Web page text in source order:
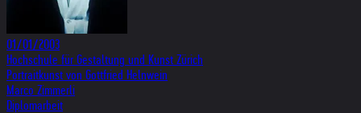
01/01/2003
Hochschule für Gestaltung und Kunst Zürich
Portraitkunst von Gottfried Helnwein
Marco Zimmerli
Diplomarbeit